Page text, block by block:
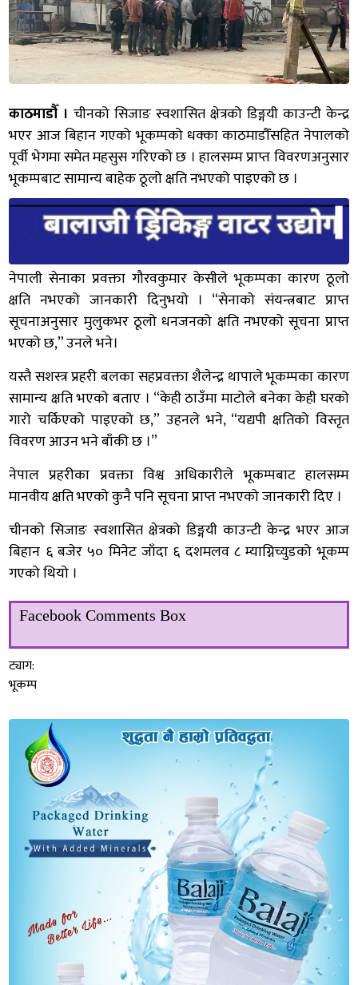
काठमाडौँ । चीनको सिजाङ स्वशासित क्षेत्रको डिङ्गयी काउन्टी केन्द्र
भएर आज बिहान गएको भूकम्पको धक्का काठमाडौँसहित नेपालको
पूर्वी भेगमा समेत महसुस गरिएको छ । हालसम्म प्राप्त विवरणअनुसार
भूकम्पबाट सामान्य बाहेक ठूलो क्षति नभएको पाइएको छ ।
नेपाली सेनाका प्रवक्ता गौरवकुमार केसीले भूकम्पका कारण ठूलो
क्षति नभएको जानकारी दिनुभयो । “सेनाको संयन्त्रबाट प्राप्त
सूचनाअनुसार मुलुकभर ठूलो धनजनको क्षति नभएको सूचना प्राप्त
भएको छ,” उनले भने।
यस्तै सशस्त्र प्रहरी बलका सहप्रवक्ता शैलेन्द्र थापाले भूकम्पका कारण
सामान्य क्षति भएको बताए । “केही ठाउँमा माटोले बनेका केही घरको
गारो चर्किएको पाइएको छ,” उहनले भने, “यद्यपी क्षतिको विस्तृत
विवरण आउन भने बाँकी छ ।”
नेपाल प्रहरीका प्रवक्ता विश्व अधिकारीले भूकम्पबाट हालसम्म
मानवीय क्षति भएको कुनै पनि सूचना प्राप्त नभएको जानकारी दिए ।
चीनको सिजाङ स्वशासित क्षेत्रको डिङ्गयी काउन्टी केन्द्र भएर आज
बिहान ६ बजेर ५० मिनेट जाँदा ६ दशमलव ८ म्याग्निच्युडको भूकम्प
गएको थियो ।
Facebook Comments Box
ट्याग:
भूकम्प